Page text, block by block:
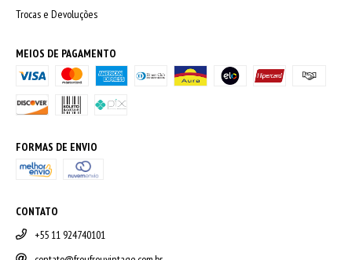
Trocas e Devoluções
MEIOS DE PAGAMENTO
FORMAS DE ENVIO
CONTATO
+55 11 924740101